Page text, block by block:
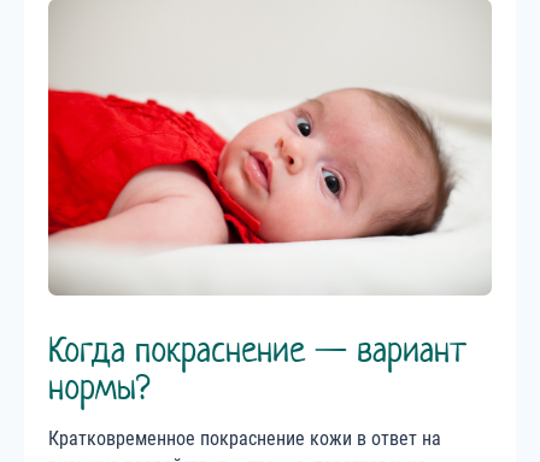
Когда покраснение — вариант
нормы?
Кратковременное покраснение кожи в ответ на